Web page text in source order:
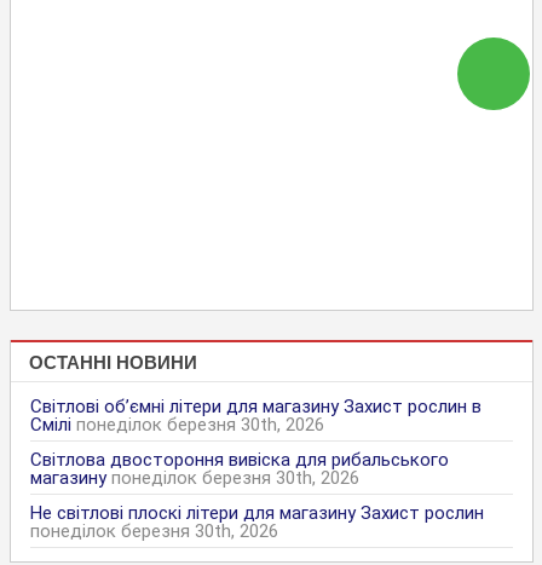
ОСТАННІ НОВИНИ
Світлові об’ємні літери для магазину Захист рослин в
Смілі понеділок березня 30th, 2026
Світлова двостороння вивіска для рибальського
магазину понеділок березня 30th, 2026
Не світлові плоскі літери для магазину Захист рослин
понеділок березня 30th, 2026